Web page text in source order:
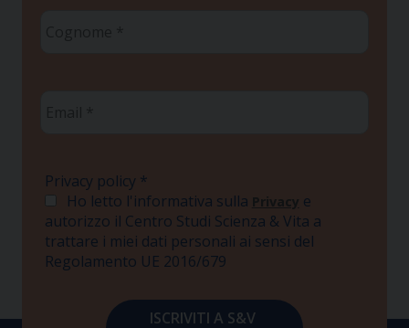
Privacy policy *
Ho letto l'informativa sulla Privacy e
autorizzo il Centro Studi Scienza & Vita a
trattare i miei dati personali ai sensi del
Regolamento UE 2016/679